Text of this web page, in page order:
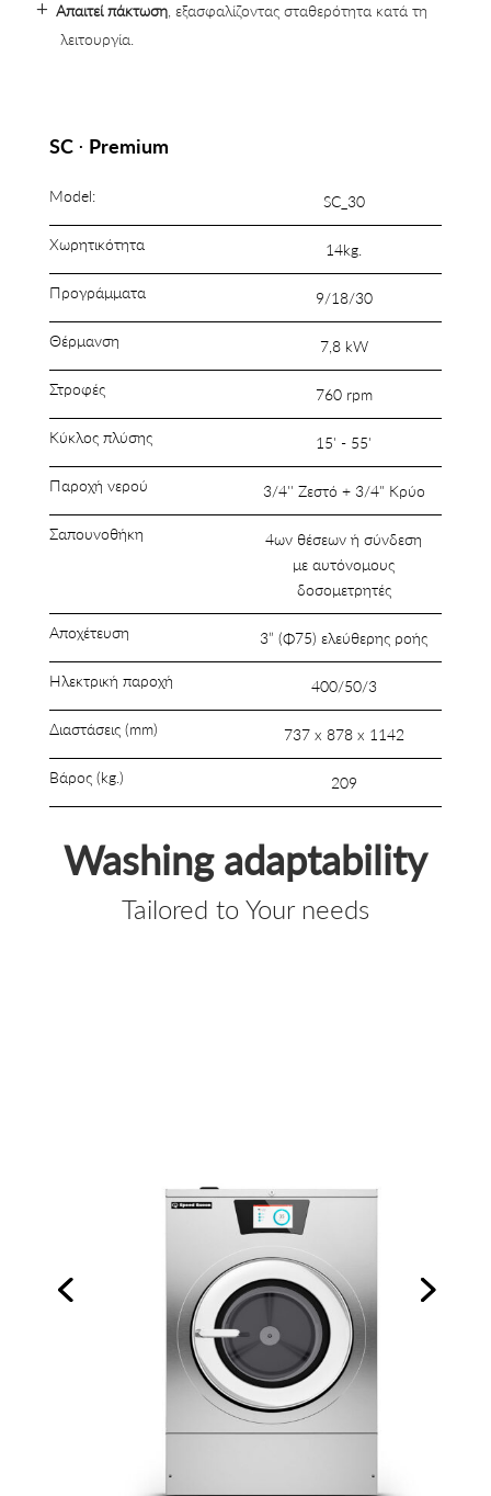
Απαιτεί πάκτωση, εξασφαλίζοντας σταθερότητα κατά τη
λειτουργία.
SC ⋅ Premium
Model:
Χωρητικότητα
Προγράμματα
Θέρμανση
Στροφές
Κύκλος πλύσης
Παροχή νερού
Σαπουνοθήκη
Αποχέτευση
Ηλεκτρική παροχή
Διαστάσεις (mm)
Βάρος (kg.)
SC_30
14kg.
9/18/30
7,8 kW
760 rpm
15' - 55'
3/4'' Ζεστό + 3/4" Κρύο
4ων θέσεων ή σύνδεση
με αυτόνομους
δοσομετρητές
3” (Φ75) ελεύθερης ροής
400/50/3
737 x 878 x 1142
209
Washing adaptability
Tailored to Your needs